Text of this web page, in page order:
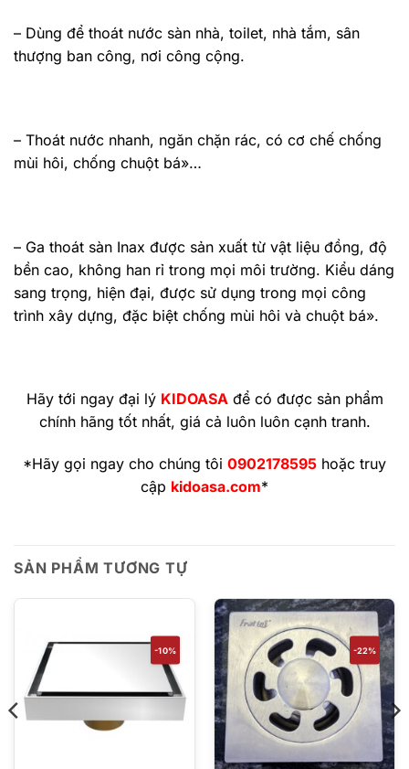
– Dùng để thoát nước sàn nhà, toilet, nhà tắm, sân
thượng ban công, nơi công cộng.
– Thoát nước nhanh, ngăn chặn rác, có cơ chế chống
mùi hôi, chống chuột bá»…
– Ga thoát sàn Inax được sản xuất từ vật liệu đồng, độ
bền cao, không han rỉ trong mọi môi trường. Kiểu dáng
sang trọng, hiện đại, được sử dụng trong mọi công
trình xây dựng, đặc biệt chống mùi hôi và chuột bá».
Hãy tới ngay đại lý KIDOASAđể có được sản phẩm
chính hãng tốt nhất, giá cả luôn luôn cạnh tranh.
*Hãy gọi ngay cho chúng tôi 0902178595 hoặc truy
cập kidoasa.com*
SẢN PHẨM TƯƠNG TỰ
-10% -22%